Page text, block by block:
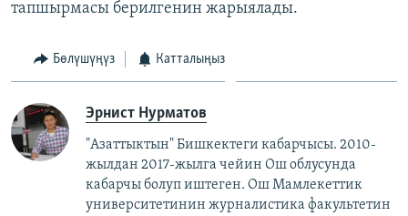
тапшырмасы берилгенин жарыялады.
Бөлүшүңүз Катталыңыз
Эрнист Нурматов
"Азаттыктын" Бишкектеги кабарчысы. 2010-
жылдан 2017-жылга чейин Ош облусунда
кабарчы болуп иштеген. Ош Мамлекеттик
университетинин журналистика факультетин